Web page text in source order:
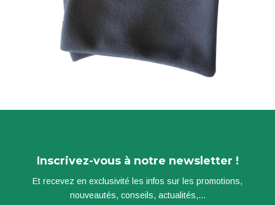
Inscrivez-vous à notre newsletter !
Et recevez en exclusivité les infos sur les promotions,
nouveautés, conseils, actualités,...